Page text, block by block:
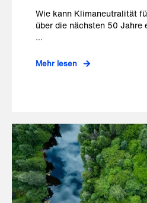
Wie kann Klimaneutralität
über die nächsten 50 Jahre
...
Mehr lesen